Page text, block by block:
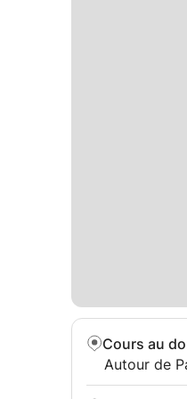
Cours au
Autour de